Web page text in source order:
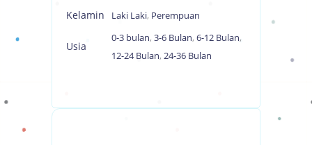
Kelamin Laki Laki, Perempuan
Usia
0-3 bulan, 3-6 Bulan, 6-12 Bulan,
12-24 Bulan, 24-36 Bulan